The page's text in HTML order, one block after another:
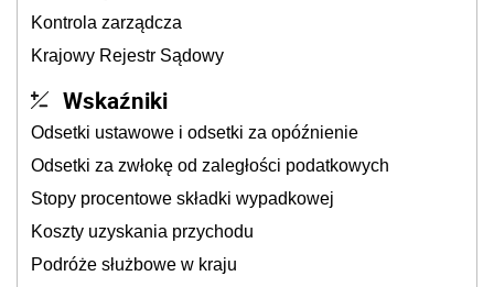
Kontrola zarządcza
Krajowy Rejestr Sądowy
Wskaźniki
Odsetki ustawowe i odsetki za opóźnienie
Odsetki za zwłokę od zaległości podatkowych
Stopy procentowe składki wypadkowej
Koszty uzyskania przychodu
Podróże służbowe w kraju